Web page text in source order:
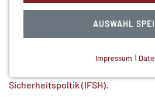
Politik und
Kriegsursachenforschung der
Sicherheitspoltik (IFSH).
AUSWAHL
Technisch notwendig.
Impressum |